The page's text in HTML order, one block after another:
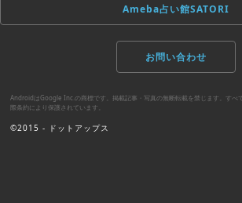
Ameba占い館SATORI
お問い合わせ
AndroidはGoogle Inc.の商標です。掲載記事・写真の無断転載を禁じます。すべ
際条約により保護されています。
©2015 - ドットアップス